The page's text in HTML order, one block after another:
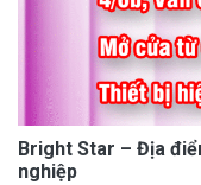
Bright Star – Địa
nghiệp